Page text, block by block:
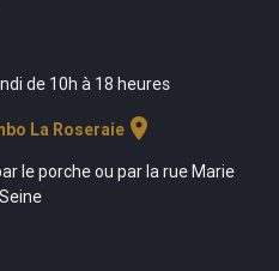
de 10h à 18 heures
La Roseraielocation_on
le porche ou par la rue Marie